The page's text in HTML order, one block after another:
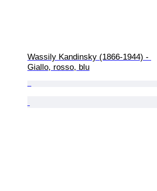
Wassily Kandinsky (1866-1944) -
Giallo, rosso, blu